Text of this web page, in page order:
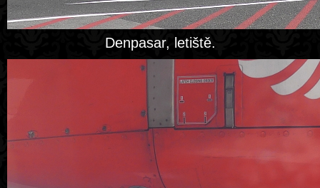
Denpasar, letiště.